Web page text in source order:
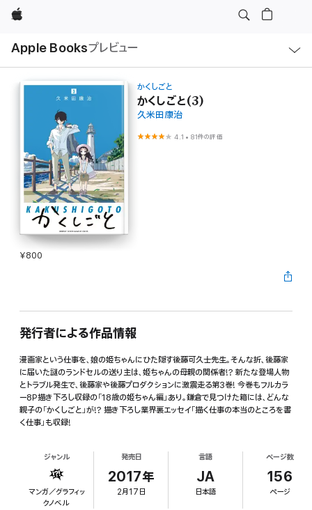
Apple
Apple Booksプレビュー
ル
かくしごと
かくしごと(3)
久米田康治
4.1 • 81件の評価
¥800
発行者による作品情報
漫画家という仕事を、娘の姫ちゃんにひた隠す後藤可久士先生。そんな折、後藤家
に届いた謎のランドセルの送り主は、姫ちゃんの母親の関係者!? 新たな登場人物
とトラブル発生で、後藤家や後藤プロダクションに激震走る第3巻! 今巻もフルカラ
ー8P描き下ろし収録の「18歳の姫ちゃん編」あり。鎌倉で見つけた箱には、どんな
親子の「かくしごと」が!? 描き下ろし業界裏エッセイ「描く仕事の本当のところを書
く仕事」も収録!
ジャンル
マンガ／グラフィッ
クノベル
発売日
2017年
2月17日
言語
JA
日本語
ページ数
156
ページ